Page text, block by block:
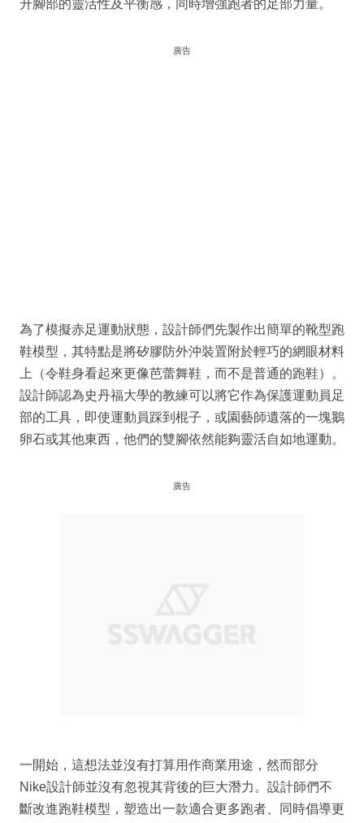
升腳部的靈活性及平衡感，同時增強跑者的足部力量。
廣告
為了模擬赤足運動狀態，設計師們先製作出簡單的靴型跑
鞋模型，其特點是將矽膠防外沖裝置附於輕巧的網眼材料
上（令鞋身看起來更像芭蕾舞鞋，而不是普通的跑鞋）。
設計師認為史丹福大學的教練可以將它作為保護運動員足
部的工具，即使運動員踩到棍子，或園藝師遺落的一塊鵝
卵石或其他東西，他們的雙腳依然能夠靈活自如地運動。
廣告
一開始，這想法並沒有打算用作商業用途，然而部分
Nike設計師並沒有忽視其背後的巨大潛力。設計師們不
斷改進跑鞋模型，塑造出一款適合更多跑者、同時倡導更